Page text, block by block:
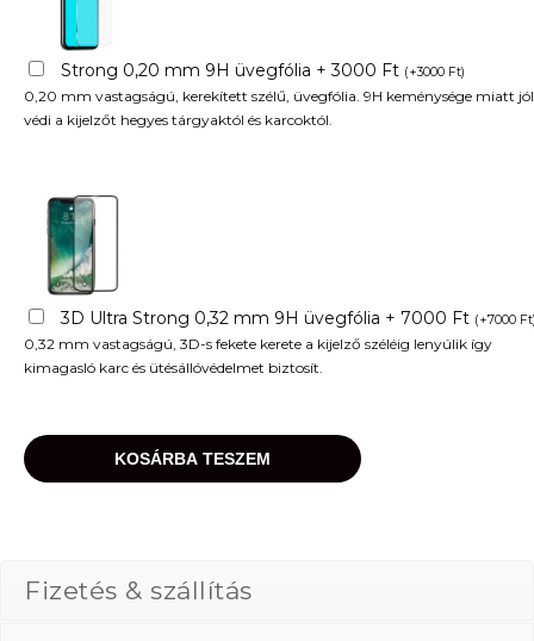
Strong 0,20 mm 9H üvegfólia + 3000 Ft (+3000 Ft)
0,20 mm vastagságú, kerekített szélű, üvegfólia. 9H keménysége miatt jól
védi a kijelzőt hegyes tárgyaktól és karcoktól.
3D Ultra Strong 0,32 mm 9H üvegfólia + 7000 Ft (+7000 Ft
0,32 mm vastagságú, 3D-s fekete kerete a kijelző széléig lenyúlik így
kimagasló karc és ütésállóvédelmet biztosít.
KOSÁRBA TESZEM
Fizetés & szállítás